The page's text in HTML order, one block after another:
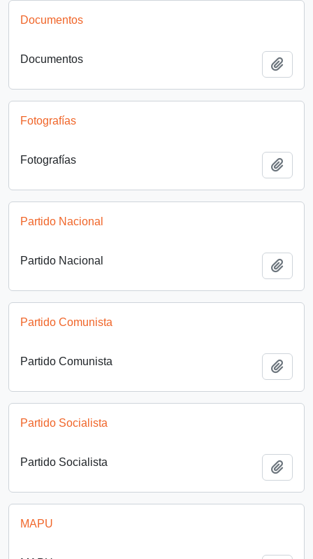
Documentos
Documentos
Fotografías
Fotografías
Partido Nacional
Partido Nacional
Partido Comunista
Partido Comunista
Partido Socialista
Partido Socialista
MAPU